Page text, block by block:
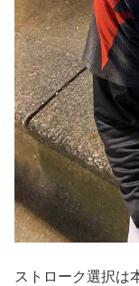
ストローク選択は